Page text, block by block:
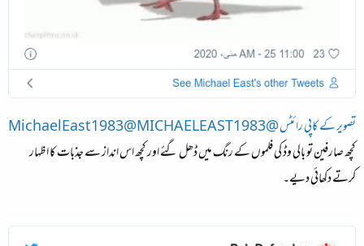
تصویر کے کاپی رائٹس @MichaelEast1983@MICHAELEAST1983
کچھ صارفین تو بالی وڈ کی فلموں کے رنگ میں ڈھل گئے اور کچھ اس انداز سے جذبات کا اظہار
کرتے دکھائی دیے۔